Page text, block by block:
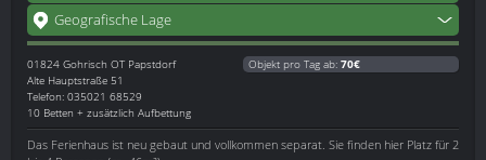
Geografische Lage
01824 Gohrisch OT Papstdorf
Alte Hauptstraße 51
Telefon: 035021 68529
10 Betten + zusätzlich Aufbettung
Objekt pro Tag ab: 70€
Das Ferienhaus ist neu gebaut und vollkommen separat. Sie finden hier Platz für 2